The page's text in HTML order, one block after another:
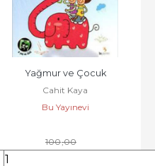
Yağmur ve Çocuk
Cahit Kaya
Bu Yayınevi
100,00
85,00